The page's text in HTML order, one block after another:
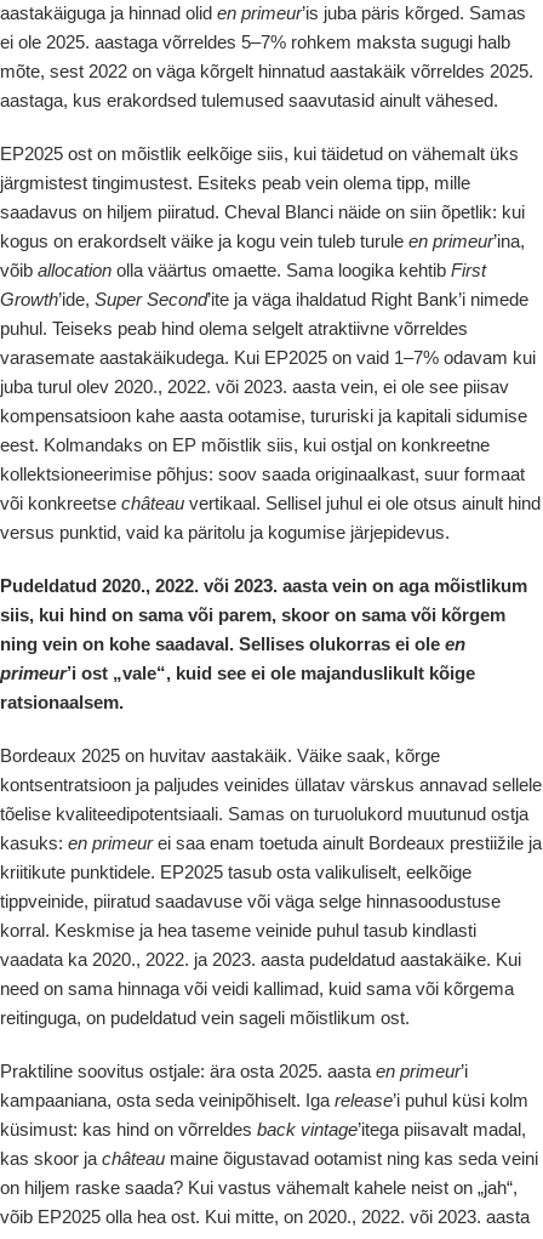
aastakäiguga ja hinnad olid en primeur’is juba päris kõrged. Samas
ei ole 2025. aastaga võrreldes 5–7% rohkem maksta sugugi halb
mõte, sest 2022 on väga kõrgelt hinnatud aastakäik võrreldes 2025.
aastaga, kus erakordsed tulemused saavutasid ainult vähesed.
EP2025 ost on mõistlik eelkõige siis, kui täidetud on vähemalt üks
järgmistest tingimustest. Esiteks peab vein olema tipp, mille
saadavus on hiljem piiratud. Cheval Blanci näide on siin õpetlik: kui
kogus on erakordselt väike ja kogu vein tuleb turule en primeur’ina,
võib allocation olla väärtus omaette. Sama loogika kehtib First
Growth’ide, Super Second’ite ja väga ihaldatud Right Bank’i nimede
puhul. Teiseks peab hind olema selgelt atraktiivne võrreldes
varasemate aastakäikudega. Kui EP2025 on vaid 1–7% odavam kui
juba turul olev 2020., 2022. või 2023. aasta vein, ei ole see piisav
kompensatsioon kahe aasta ootamise, tururiski ja kapitali sidumise
eest. Kolmandaks on EP mõistlik siis, kui ostjal on konkreetne
kollektsioneerimise põhjus: soov saada originaalkast, suur formaat
või konkreetse château vertikaal. Sellisel juhul ei ole otsus ainult hind
versus punktid, vaid ka päritolu ja kogumise järjepidevus.
Pudeldatud 2020., 2022. või 2023. aasta vein on aga mõistlikum
siis, kui hind on sama või parem, skoor on sama või kõrgem
ning vein on kohe saadaval. Sellises olukorras ei ole en
primeur’i ost „vale“, kuid see ei ole majanduslikult kõige
ratsionaalsem.
Bordeaux 2025 on huvitav aastakäik. Väike saak, kõrge
kontsentratsioon ja paljudes veinides üllatav värskus annavad sellele
tõelise kvaliteedipotentsiaali. Samas on turuolukord muutunud ostja
kasuks: en primeurei saa enam toetuda ainult Bordeaux prestiižile ja
kriitikute punktidele. EP2025 tasub osta valikuliselt, eelkõige
tippveinide, piiratud saadavuse või väga selge hinnasoodustuse
korral. Keskmise ja hea taseme veinide puhul tasub kindlasti
vaadata ka 2020., 2022. ja 2023. aasta pudeldatud aastakäike. Kui
need on sama hinnaga või veidi kallimad, kuid sama või kõrgema
reitinguga, on pudeldatud vein sageli mõistlikum ost.
Praktiline soovitus ostjale: ära osta 2025. aasta en primeur’i
kampaaniana, osta seda veinipõhiselt. Iga release’i puhul küsi kolm
küsimust: kas hind on võrreldes back vintage’itega piisavalt madal,
kas skoor ja château maine õigustavad ootamist ning kas seda veini
on hiljem raske saada? Kui vastus vähemalt kahele neist on „jah“,
võib EP2025 olla hea ost. Kui mitte, on 2020., 2022. või 2023. aasta